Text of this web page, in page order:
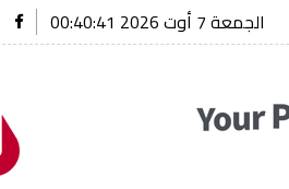
يؤكد أن الجزائر لن تنسى أبدًا تضحيات
الجمعة 7 أوت 2026 00:40:43